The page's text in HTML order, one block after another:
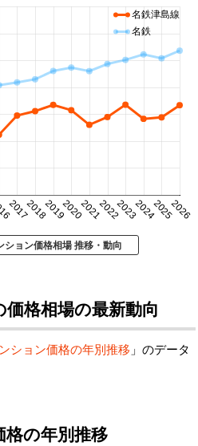
2017201820192020202120222023202420252026
名鉄津島線
名鉄
ション価格相場 推移・動向
格相場の最新動向
ション価格の年別推移 」のデータ
の年別推移